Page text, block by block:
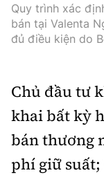
Quy trình xác
bán tại Valenta
đủ điều kiện do
Chủ đầu tư
khai bất kỳ
bán thương
phí giữ